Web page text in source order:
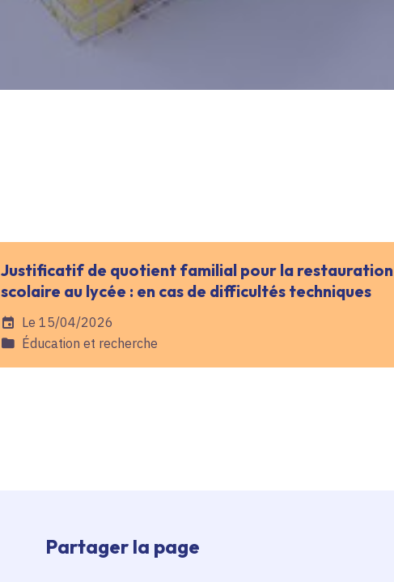
Justificatif de quotient familial pour la restauration
scolaire au lycée : en cas de difficultés techniques
Date de l'arrêté
Le 15/04/2026
Catégorie
Éducation et recherche
Partager la page